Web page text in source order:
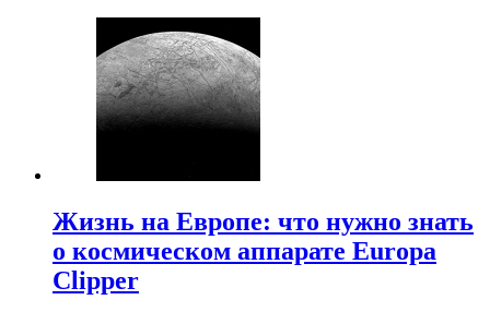
Жизнь на Европе: что нужно знать
о космическом аппарате Europa
Clipper